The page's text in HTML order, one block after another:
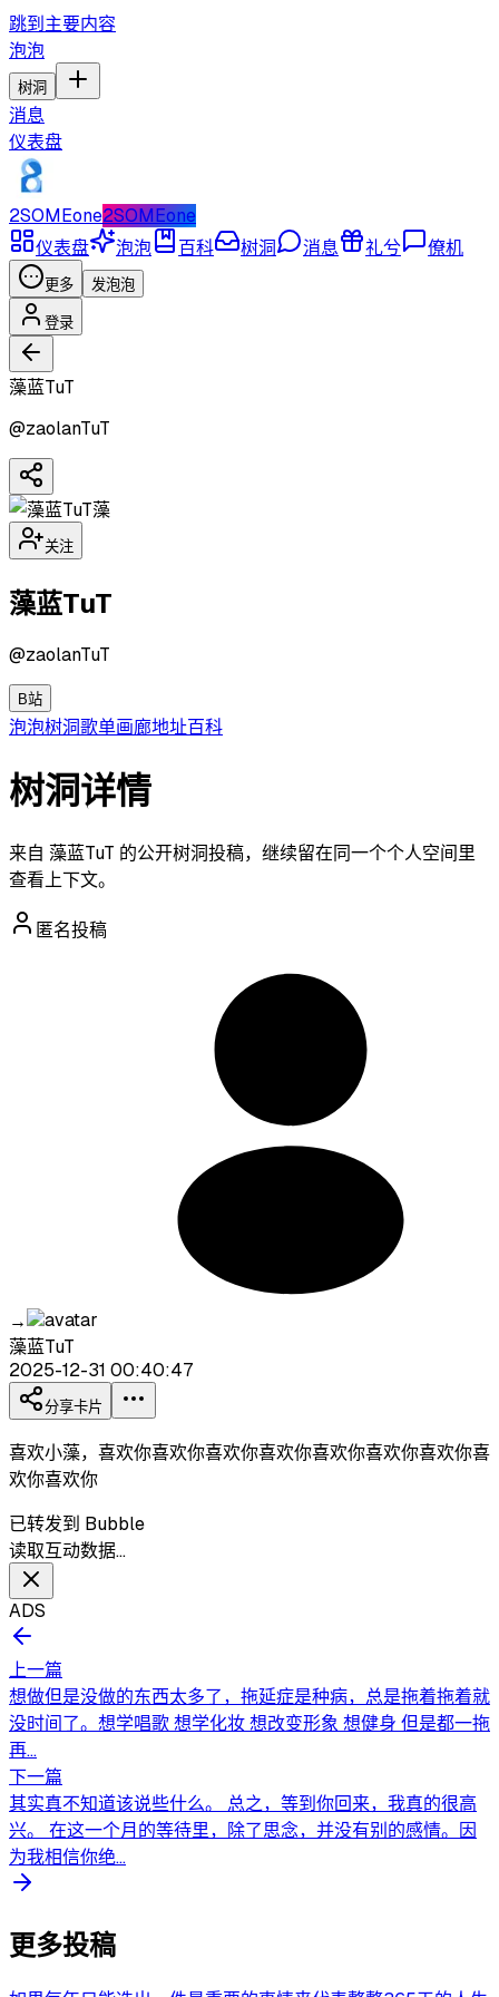
跳到主要内容
泡泡
树洞
消息
仪表盘
2SOMEone2SOMEone
仪表盘
泡泡 百科 树洞 消息 礼兮 僚机
更多 发泡泡
登录
藻蓝TuT
@zaolanTuT
藻
关注
藻蓝TuT
@zaolanTuT
B站
泡泡树洞歌单画廊地址百科
树洞详情
来自 藻蓝TuT 的公开树洞投稿，继续留在同一个个人空间里
查看上下文。
匿名投稿
→
藻蓝TuT
2025-12-31 00:40:47
分享卡片
喜欢小藻，喜欢你喜欢你喜欢你喜欢你喜欢你喜欢你喜欢你喜
欢你喜欢你
已转发到 Bubble
读取互动数据…
ADS
上一篇
想做但是没做的东西太多了，拖延症是种病，总是拖着拖着就
没时间了。想学唱歌 想学化妆 想改变形象 想健身 但是都一拖
再...
下一篇
其实真不知道该说些什么。 总之，等到你回来，我真的很高
兴。 在这一个月的等待里，除了思念，并没有别的感情。因
为我相信你绝...
更多投稿